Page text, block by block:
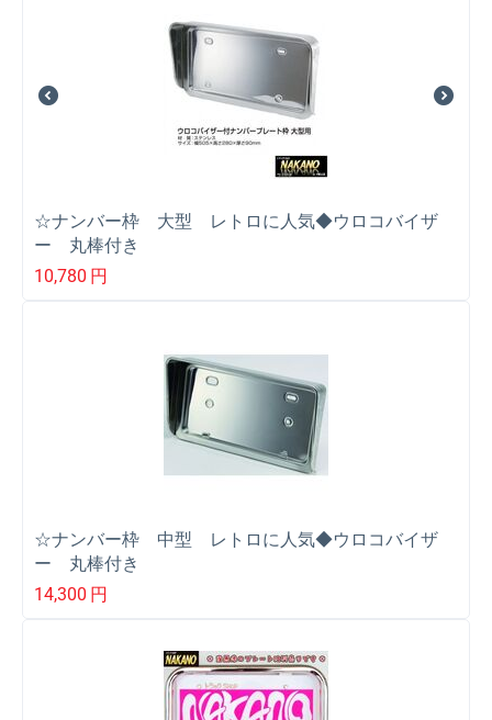
☆ナンバー枠 大型 レトロに人気◆ウロコバイザ
ー 丸棒付き
10,780 円
☆ナンバー枠 中型 レトロに人気◆ウロコバイザ
ー 丸棒付き
14,300 円